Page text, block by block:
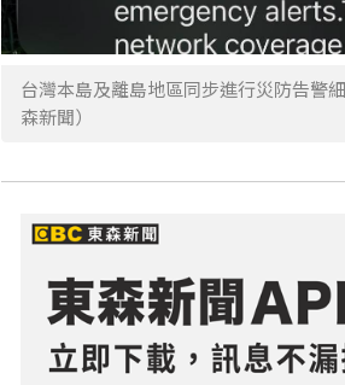
台灣本島及離島地區同步進行災防告警
森新聞）